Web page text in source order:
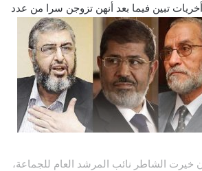
تبين فيما بعد أنهن تزوجن سرا من عدد
الشاطر نائب المرشد العام للجماعة،